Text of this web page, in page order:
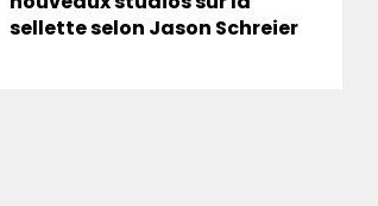
sellette selon Jason Schreier